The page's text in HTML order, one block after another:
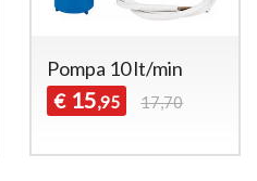
Pompa 10 lt/min
€ 15,95 17,70